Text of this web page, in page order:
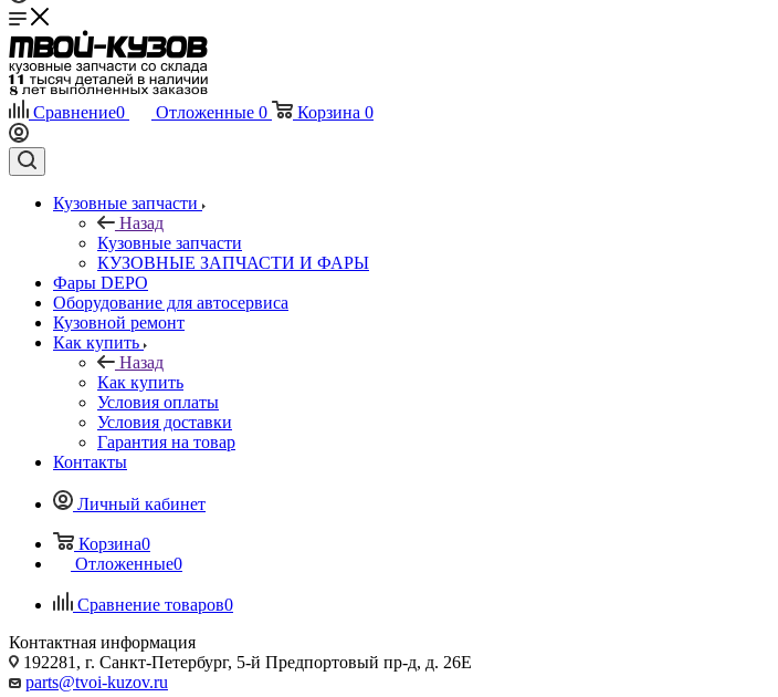
Сравнение0 Отложенные 0 Корзина 0
Кузовные запчасти
Назад
Кузовные запчасти
КУЗОВНЫЕ ЗАПЧАСТИ И ФАРЫ
Фары DEPO
Оборудование для автосервиса
Кузовной ремонт
Как купить
Назад
Как купить
Условия оплаты
Условия доставки
Гарантия на товар
Контакты
Личный кабинет
Корзина0
Отложенные0
Сравнение товаров0
Контактная информация
192281, г. Санкт-Петербург, 5-й Предпортовый пр-д, д. 26Е
parts@tvoi-kuzov.ru